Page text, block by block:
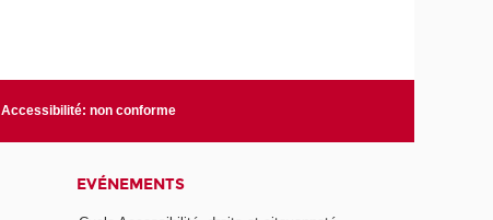
Accessibilité: non conforme
EVÉNEMENTS